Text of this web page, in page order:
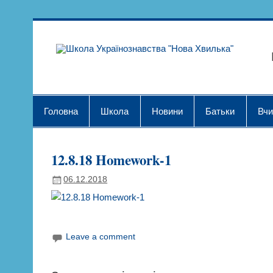
Головна Школа Новини Батьки
12.8.18 Homework-1
06.12.2018
Leave a comment